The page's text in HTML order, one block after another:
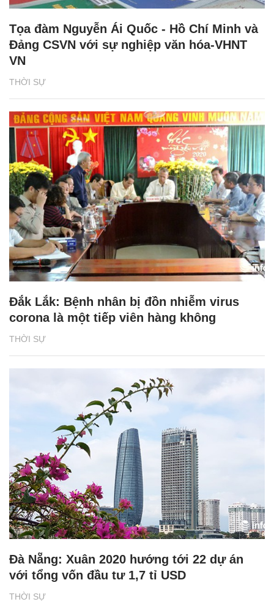
THỜI SỰ
Tọa đàm Nguyễn Ái Quốc - Hồ Chí Minh và
Đảng CSVN với sự nghiệp văn hóa-VHNT
VN
THỜI SỰ
Đắk Lắk: Bệnh nhân bị đồn nhiễm virus
corona là một tiếp viên hàng không
THỜI SỰ
Đà Nẵng: Xuân 2020 hướng tới 22 dự án
với tổng vốn đầu tư 1,7 tỉ USD